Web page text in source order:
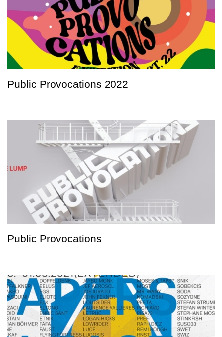
Public Provocations 2022
Public Provocations